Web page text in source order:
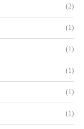
(2)
(1)
(1)
(1)
(1)
(1)